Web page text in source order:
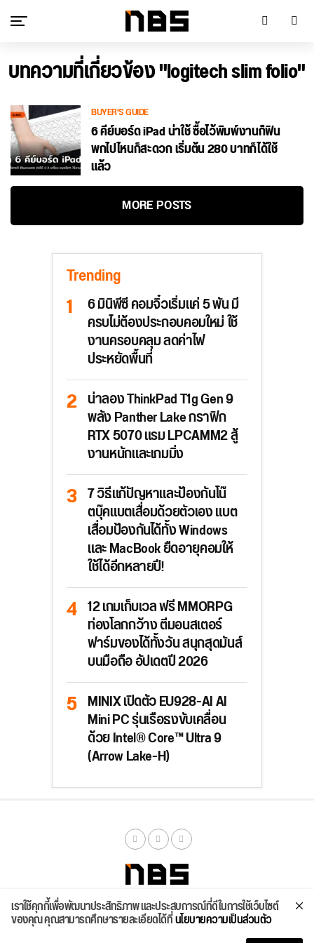
บทความที่เกี่ยวข้อง "logitech slim folio"
BUYER'S GUIDE
6 คีย์บอร์ด iPad น่าใช้ ซื้อไว้พิมพ์งานก็ฟิน
พกไปไหนก็สะดวก เริ่มต้น 280 บาทก็ได้ใช้
แล้ว
MORE POSTS
Trending
6 มินิพีซี คอมจิ๋วเริ่มแค่ 5 พัน มี
ครบไม่ต้องประกอบคอมใหม่ ใช้
งานครอบคลุม ลดค่าไฟ
ประหยัดพื้นที่
น่าลอง ThinkPad T1g Gen 9
พลัง Panther Lake กราฟิก
RTX 5070 แรม LPCAMM2 สู้
งานหนักและเกมมิ่ง
7 วิธีแก้ปัญหาและป้องกันโน๊
ตบุ๊คแบตเสื่อมด้วยตัวเอง แบต
เสื่อมป้องกันได้ทั้ง Windows
และ MacBook ยืดอายุคอมให้
ใช้ได้อีกหลายปี!
12 เกมเก็บเวล ฟรี MMORPG
ท่องโลกกว้าง ตีมอนสเตอร์
ฟาร์มของได้ทั้งวัน สนุกสุดมันส์
บนมือถือ อัปเดตปี 2026
MINIX เปิดตัว EU928-AI AI
Mini PC รุ่นเรือธงขับเคลื่อน
ด้วย Intel® Core™ Ultra 9
(Arrow Lake-H)
จัดสเปค ค้นหา บทความ รีวิวล่าสุด บทความยอดนิยม ติดต่อเรา
เราใช้คุกกี้เพื่อพัฒนาประสิทธิภาพ และประสบการณ์ที่ดีในการใช้เว็บไซต์
ของคุณ คุณสามารถศึกษารายละเอียดได้ที่นโยบายความเป็นส่วนตัว